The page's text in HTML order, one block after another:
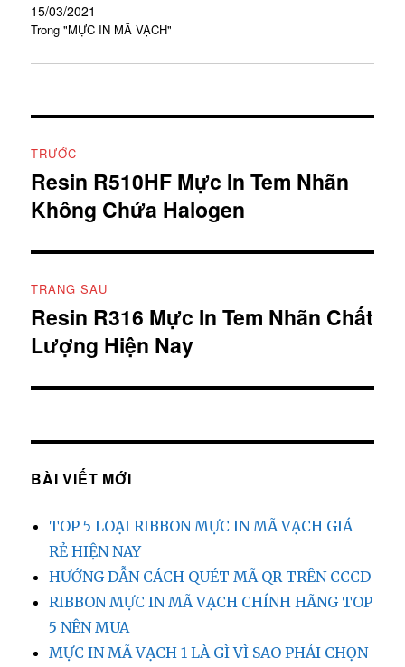
15/03/2021
Trong "MỰC IN MÃ VẠCH"
hướng
bài
viết
TRƯỚC
Bài
viết
Resin R510HF Mực In Tem Nhãn
Không Chứa Halogen
TRANG SAU
Bài
tiếp
Resin R316 Mực In Tem Nhãn Chất
Lượng Hiện Nay
BÀI VIẾT MỚI
TOP 5 LOẠI RIBBON MỰC IN MÃ VẠCH GIÁ
RẺ HIỆN NAY
HƯỚNG DẪN CÁCH QUÉT MÃ QR TRÊN CCCD
RIBBON MỰC IN MÃ VẠCH CHÍNH HÃNG TOP
5 NÊN MUA
MỰC IN MÃ VẠCH 1 LÀ GÌ VÌ SAO PHẢI CHỌN